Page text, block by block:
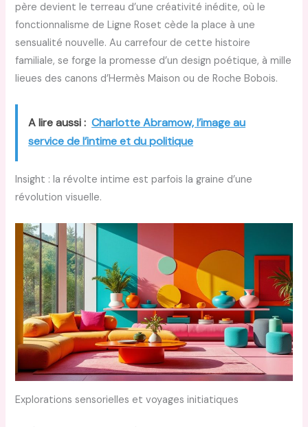
père devient le terreau d’une créativité inédite, où le
fonctionnalisme de Ligne Roset cède la place à une
sensualité nouvelle. Au carrefour de cette histoire
familiale, se forge la promesse d’un design poétique, à mille
lieues des canons d’Hermès Maison ou de Roche Bobois.
A lire aussi : Charlotte Abramow, l’image au
service de l’intime et du politique
Insight : la révolte intime est parfois la graine d’une
révolution visuelle.
Explorations sensorielles et voyages initiatiques